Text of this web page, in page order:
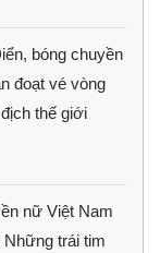
bóng chuyền
đoạt vé vòng
thế giới
nữ Việt Nam
Những trái tim